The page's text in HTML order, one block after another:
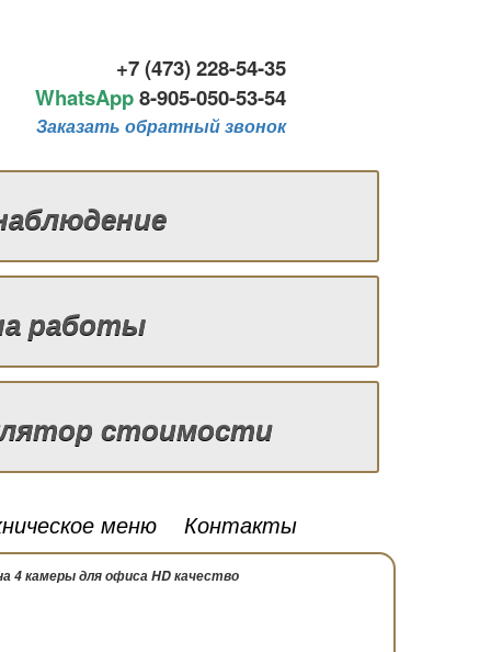
+7 (473) 228-54-35
WhatsApp8-905-050-53-54
Заказать обратный звонок
работы
стоимости
меню Контакты
4 камеры для офиса HD качество